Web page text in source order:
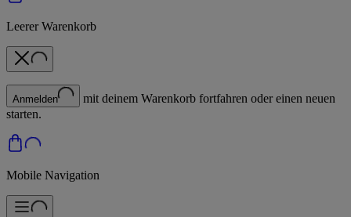
Leerer Warenkorb
Anmelden
mit deinem Warenkorb fortfahren oder einen neuen
starten.
Mobile Navigation